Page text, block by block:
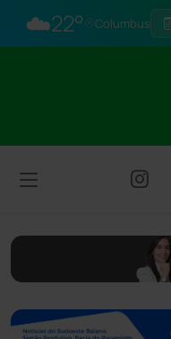
☁️22° Columbus